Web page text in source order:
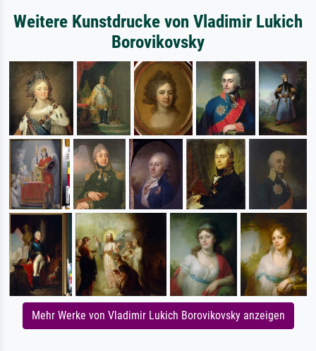
Weitere Kunstdrucke von Vladimir Lukich
Borovikovsky
Mehr Werke von Vladimir Lukich Borovikovsky anzeigen